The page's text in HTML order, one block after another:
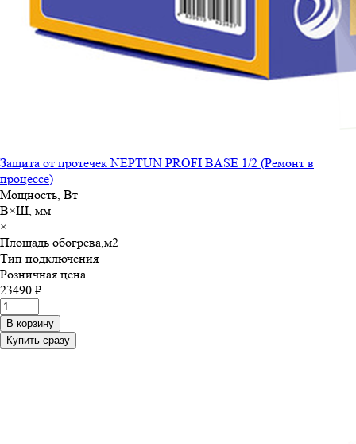
Защита от протечек NEPTUN PROFI BASE 1/2 (Ремонт в
процессе)
Мощность, Вт
В×Ш, мм
×
Площадь обогрева,м2
Тип подключения
Розничная цена
23490 ₽
В корзину
Купить сразу